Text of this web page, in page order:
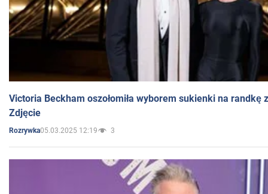
Victoria Beckham oszołomiła wyborem sukienki na randkę
Zdjęcie
Rozrywka05.03.2025 12:19 3